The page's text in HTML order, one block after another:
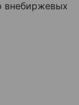
внебиржевых